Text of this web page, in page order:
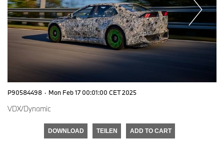
P90584498 · Mon Feb 17 00:01:00 CET 2025
VDX/Dynamic
DOWNLOAD TEILEN ADD TO CART